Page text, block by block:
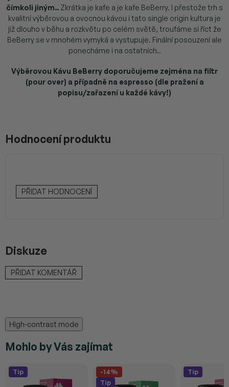
čímkoli jiným.. Zkrátka je kafe a je kafe BeBerry. I přestože trh s
kvalitní výběrovou a ovocnou kávou i tato single origin kultura je
již dlouho v běhu a rozkvětu po celém světě, troufáme si říct že
BeBerry se v mnohém vymyká a vystupuje. Finální posouzení ale
ponecháme i na ostatních..
Výběrovou Kávu BeBerry doporučujeme zejména na filtr
(pour over) a případně na espresso (dle pražení a
popisu/zařazení u každé kávy!)
Hodnocení produktu
PŘIDAT HODNOCENÍ
Diskuze
PŘIDAT KOMENTÁŘ
High-contrast mode
Mohlo by Vás zajímat
Tip
-14%
Tip
Tip